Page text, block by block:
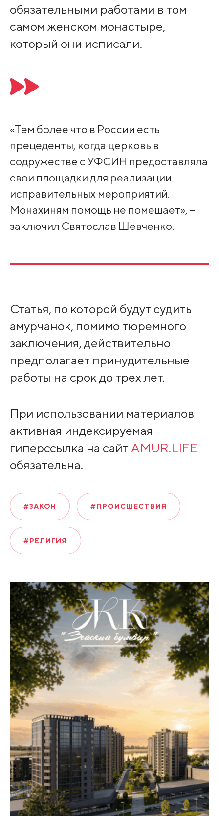
обязательными работами в том
самом женском монастыре,
который они исписали.
«Тем более что в России есть
прецеденты, когда церковь в
содружестве с УФСИН предоставляла
свои площадки для реализации
исправительных мероприятий.
Монахиням помощь не помешает», –
заключил Святослав Шевченко.
Статья, по которой будут судить
амурчанок, помимо тюремного
заключения, действительно
предполагает принудительные
работы на срок до трех лет.
При использовании материалов
активная индексируемая
гиперссылка на сайт AMUR.LIFE
обязательна.
#ЗАКОН #ПРОИСШЕСТВИЯ
#РЕЛИГИЯ